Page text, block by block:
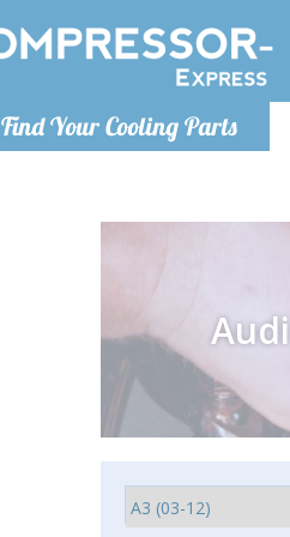
Find Your Cooling Parts
Audi